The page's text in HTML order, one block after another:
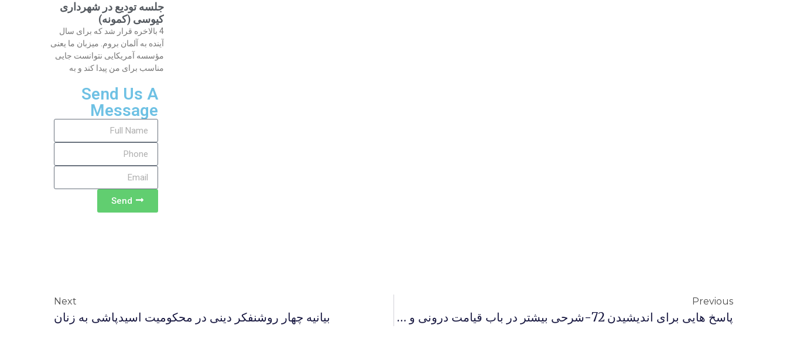
جلسه تودیع در شهرداری
کیوسی (کمونه)
4 بالاخره قرار شد که برای سال
آینده به آلمان بروم. میزبان ما یعنی
مؤسسه آمریکایی نتوانست جایی
مناسب برای من پیدا کند و به
Send Us A
Message
Send
Previous
پاسخ هایی برای اندیشیدن 72-شرحی بیشتر در باب قیامت درونی و کیفی
Next
بیانیه چهار روشنفکر دینی در محکومیت اسیدپاشی به زنان